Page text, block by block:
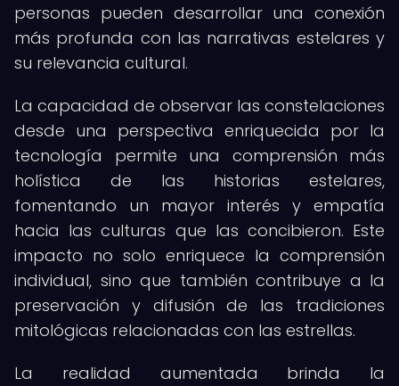
personas pueden desarrollar una conexión
más profunda con las narrativas estelares y
su relevancia cultural.
La capacidad de observar las constelaciones
desde una perspectiva enriquecida por la
tecnología permite una comprensión más
holística de las historias estelares,
fomentando un mayor interés y empatía
hacia las culturas que las concibieron. Este
impacto no solo enriquece la comprensión
individual, sino que también contribuye a la
preservación y difusión de las tradiciones
mitológicas relacionadas con las estrellas.
La realidad aumentada brinda la